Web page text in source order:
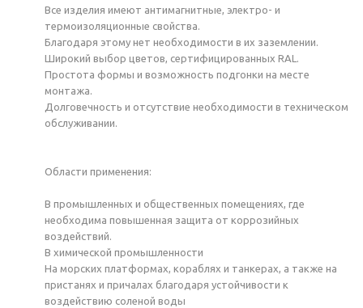
Все изделия имеют антимагнитные, электро- и
термоизоляционные свойства.
Благодаря этому нет необходимости в их заземлении.
Широкий выбор цветов, сертифицированных RAL.
Простота формы и возможность подгонки на месте
монтажа.
Долговечность и отсутствие необходимости в техническом
обслуживании.
Области применения:
В промышленных и общественных помещениях, где
необходима повышенная защита от коррозийных
воздействий.
В химической промышленности
На морских платформах, кораблях и танкерах, а также на
пристанях и причалах благодаря устойчивости к
воздействию соленой воды